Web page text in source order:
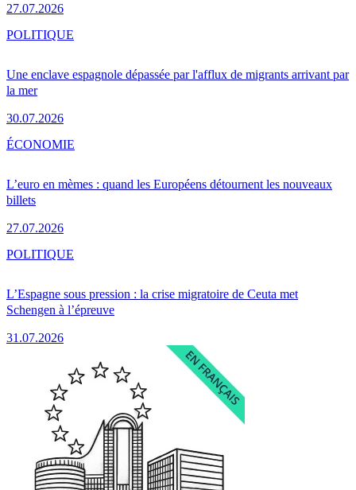
27.07.2026
Une enclave espagnole dépassée par l'afflux de migrants arrivant par
la mer
30.07.2026
POLITIQUE
L’euro en mèmes : quand les Européens détournent les nouveaux
billets
27.07.2026
ÉCONOMIE
L’Espagne sous pression : la crise migratoire de Ceuta met
Schengen à l’épreuve
31.07.2026
POLITIQUE